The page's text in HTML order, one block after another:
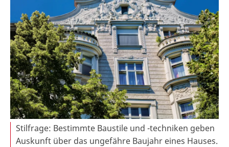
Stilfrage: Bestimmte Baustile und -techniken geben
Auskunft über das ungefähre Baujahr eines Hauses.